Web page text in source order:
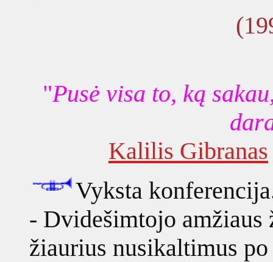
"Pusė visa to, ką
Kalilis Gibranas
Vyksta
- Dvidešimtojo
žiaurius nusikaltimus